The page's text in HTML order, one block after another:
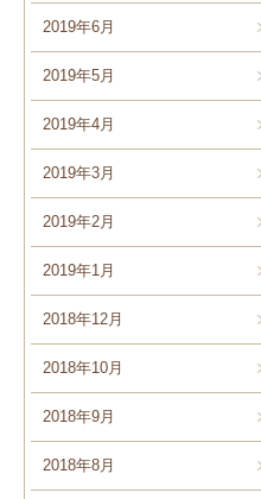
2019年6月
2019年5月
2019年4月
2019年3月
2019年2月
2019年1月
2018年12月
2018年10月
2018年9月
2018年8月